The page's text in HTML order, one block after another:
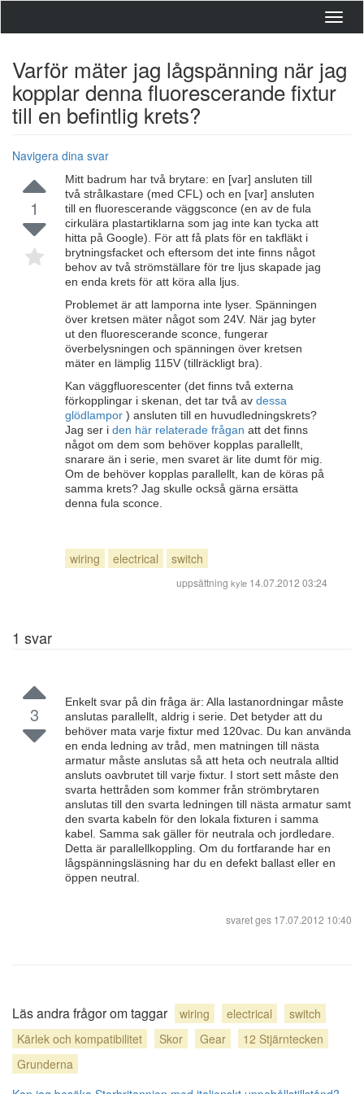
Varför mäter jag lågspänning när jag
kopplar denna fluorescerande fixtur
till en befintlig krets?
Navigera dina svar
1
Mitt badrum har två brytare: en [var] ansluten till
två strålkastare (med CFL) och en [var] ansluten
till en fluorescerande väggsconce (en av de fula
cirkulära plastartiklarna som jag inte kan tycka att
hitta på Google). För att få plats för en takfläkt i
brytningsfacket och eftersom det inte finns något
behov av två strömställare för tre ljus skapade jag
en enda krets för att köra alla ljus.
Problemet är att lamporna inte lyser. Spänningen
över kretsen mäter något som 24V. När jag byter
ut den fluorescerande sconce, fungerar
överbelysningen och spänningen över kretsen
mäter en lämplig 115V (tillräckligt bra).
Kan väggfluorescenter (det finns två externa
förkopplingar i skenan, det tar två av dessa
glödlampor ) ansluten till en huvudledningskrets?
Jag ser i den här relaterade frågan att det finns
något om dem som behöver kopplas parallellt,
snarare än i serie, men svaret är lite dumt för mig.
Om de behöver kopplas parallellt, kan de köras på
samma krets? Jag skulle också gärna ersätta
denna fula sconce.
wiring electrical switch
uppsättning kyle 14.07.2012 03:24
1 svar
3
Enkelt svar på din fråga är: Alla lastanordningar måste
anslutas parallellt, aldrig i serie. Det betyder att du
behöver mata varje fixtur med 120vac. Du kan använda
en enda ledning av tråd, men matningen till nästa
armatur måste anslutas så att heta och neutrala alltid
ansluts oavbrutet till varje fixtur. I stort sett måste den
svarta hettråden som kommer från strömbrytaren
anslutas till den svarta ledningen till nästa armatur samt
den svarta kabeln för den lokala fixturen i samma
kabel. Samma sak gäller för neutrala och jordledare.
Detta är parallellkoppling. Om du fortfarande har en
lågspänningsläsning har du en defekt ballast eller en
öppen neutral.
svaret ges 17.07.2012 10:40
Läs andra frågor om taggar wiring electrical
switch
Kärlek och kompatibilitet
Skor Gear
12 Stjärntecken
Grunderna